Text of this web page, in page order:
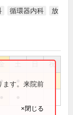
循環器内科
放
祝
●ます。来院前
×閉じる